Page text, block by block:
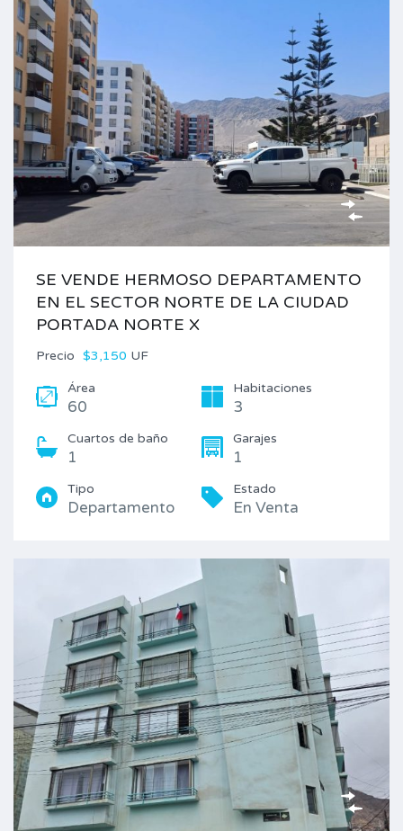
SE VENDE HERMOSO DEPARTAMENTO
EN EL SECTOR NORTE DE LA CIUDAD
PORTADA NORTE X
Precio $3,150 UF
Área
60
Habitaciones
3
Cuartos de baño
1
Garajes
1
Tipo
Departamento
Estado
En Venta